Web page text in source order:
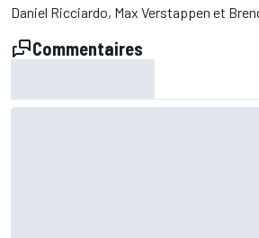
Daniel Ricciardo, Max Verstappen et
Commentaires